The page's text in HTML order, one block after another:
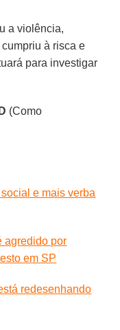
a violência,
cumpriu à risca e
para investigar
(Como
e mais verba
agredido por
em SP
redesenhando